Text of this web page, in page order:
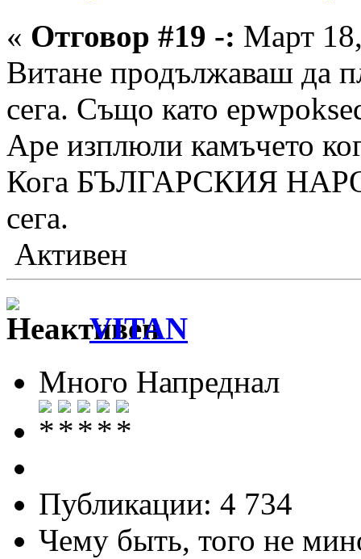
« Отговор #19 -: Март
Витане продължаваш да
сега. Също като
Аре изплюли камъчето
Кога БЪЛГАРСКИЯ
сега.
Активен
VITAN
Много Напреднал
Публикации: 4 734
Чему быть, того не